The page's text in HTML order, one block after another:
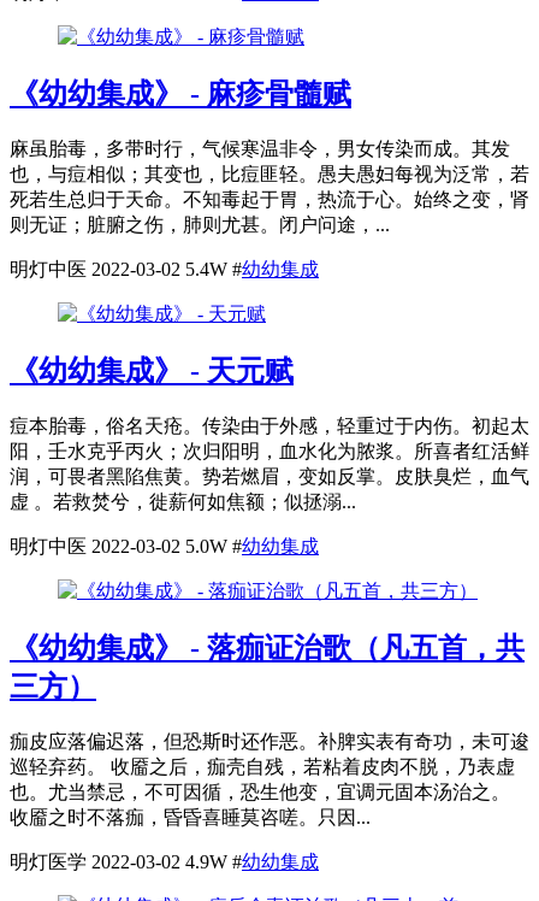
《幼幼集成》 - 麻疹骨髓赋
麻虽胎毒，多带时行，气候寒温非令，男女传染而成。其发
也，与痘相似；其变也，比痘匪轻。愚夫愚妇每视为泛常，若
死若生总归于天命。不知毒起于胃，热流于心。始终之变，肾
则无证；脏腑之伤，肺则尤甚。闭户问途，...
明灯中医 2022-03-02 5.4W #幼幼集成
《幼幼集成》 - 天元赋
痘本胎毒，俗名天疮。传染由于外感，轻重过于内伤。初起太
阳，壬水克乎丙火；次归阳明，血水化为脓浆。所喜者红活鲜
润，可畏者黑陷焦黄。势若燃眉，变如反掌。皮肤臭烂，血气
虚 。若救焚兮，徙薪何如焦额；似拯溺...
明灯中医 2022-03-02 5.0W #幼幼集成
《幼幼集成》 - 落痂证治歌（凡五首，共
三方）
痂皮应落偏迟落，但恐斯时还作恶。补脾实表有奇功，未可逡
巡轻弃药。 收靥之后，痂壳自残，若粘着皮肉不脱，乃表虚
也。尤当禁忌，不可因循，恐生他变，宜调元固本汤治之。
收靥之时不落痂，昏昏喜睡莫咨嗟。只因...
明灯医学 2022-03-02 4.9W #幼幼集成